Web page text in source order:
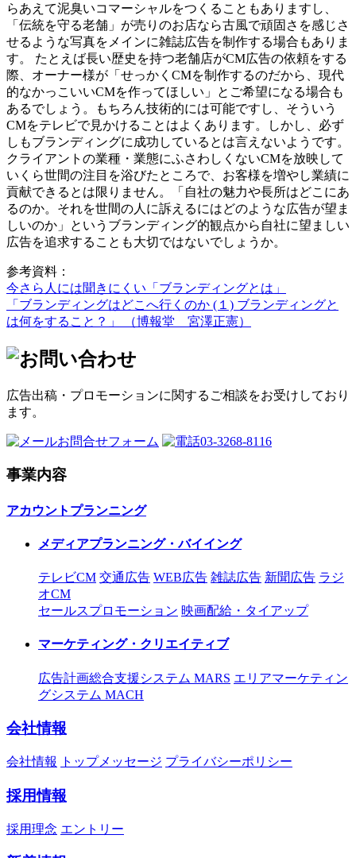
らあえて泥臭いコマーシャルをつくることもありますし、
「伝統を守る老舗」が売りのお店なら古風で頑固さを感じさ
せるような写真をメインに雑誌広告を制作する場合もありま
す。 たとえば長い歴史を持つ老舗店がCM広告の依頼をする
際、オーナー様が「せっかくCMを制作するのだから、現代
的なかっこいいCMを作ってほしい」とご希望になる場合も
あるでしょう。もちろん技術的には可能ですし、そういう
CMをテレビで見かけることはよくあります。しかし、必ず
しもブランディングに成功しているとは言えないようです。
クライアントの業種・業態にふさわしくないCMを放映して
いくら世間の注目を浴びたところで、お客様を増やし業績に
貢献できるとは限りません。「自社の魅力や長所はどこにあ
るのか。それを世間の人に訴えるにはどのような広告が望ま
しいのか」というブランディング的観点から自社に望ましい
広告を追求することも大切ではないでしょうか。
参考資料：
今さら人には聞きにくい「ブランディングとは」
「ブランディングはどこへ行くのか (１) ブランディングと
は何をすること？」 （博報堂 宮澤正憲）
広告出稿・プロモーションに関するご相談をお受けしており
ます。
お問合せフォーム 03-3268-8116
事業内容
アカウントプランニング
メディアプランニング・バイイング
テレビCM 交通広告 WEB広告 雑誌広告 新聞広告 ラジ
オCM
セールスプロモーション 映画配給・タイアップ
マーケティング・クリエイティブ
広告計画総合支援システム MARS エリアマーケティン
グシステム MACH
会社情報
会社情報 トップメッセージ プライバシーポリシー
採用情報
採用理念 エントリー